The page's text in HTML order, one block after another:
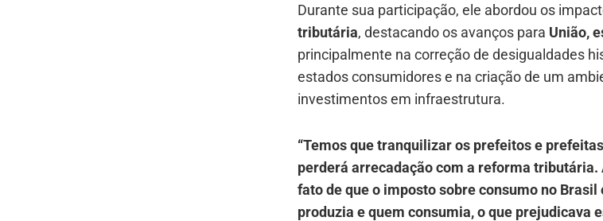
Durante sua participação, ele abordou os
tributária, destacando os avanços para União,
principalmente na correção de desigualdades
estados consumidores e na criação de um
investimentos em infraestrutura.
“Temos que tranquilizar os prefeitos e
perderá arrecadação com a reforma
fato de que o imposto sobre consumo no
produzia e quem consumia, o que prejudicava